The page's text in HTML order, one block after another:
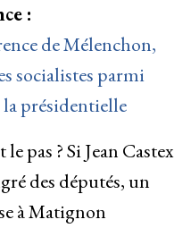
:
de Mélenchon,
socialistes parmi
la présidentielle
pas ? Si Jean Castex
des députés, un
à Matignon